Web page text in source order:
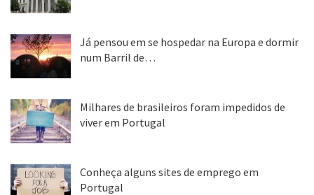
Já pensou em se hospedar na Europa e dormir
num Barril de…
Milhares de brasileiros foram impedidos de
viver em Portugal
Conheça alguns sites de emprego em
Portugal